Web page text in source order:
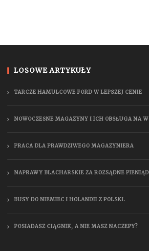
LOSOWE ARTYKUŁY
TARCZE HAMULCOWE FORD W LEPSZEJ CENIE
NOWOCZESNE MAGAZYNY I ICH OBSŁUGA NA
PRACA DLA PRAWDZIWEGO MAGAZYNIERA
NAPRAWY BLACHARSKIE ZA ROZSĄDNE
BUSY DO NIEMIEC I HOLANDII Z POLSKI.
POSIADASZ CIĄGNIK, A NIE MASZ NACZEPY?